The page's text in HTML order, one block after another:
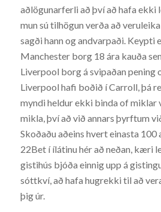
aðlögunarferli að því að hafa ekki
mun sú tilhögun verða að
sagði hann og andvarpaði. Keypti
Manchester borg 18 ára kauða
Liverpool borg á svipaðan pening
Liverpool hafi boðið í Carroll, þá
myndi heldur ekki binda of miklar
mikla, því að við annars þyrftum
Skoðaðu aðeins hvert einasta
22Bet í ílátinu hér að neðan, kæri
gistihús bjóða einnig upp á
sóttkví, að hafa hugrekki til að
þig úr.